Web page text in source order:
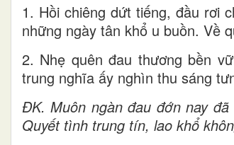
1. Hồi chiêng dứt tiếng, đầu rơi
những ngày tân khổ u buồn. Về
2. Nhẹ quên đau thương bền
trung nghĩa ấy nghìn thu sáng
ĐK. Muôn ngàn đau đớn nay
Quyết tình trung tín, lao khổ